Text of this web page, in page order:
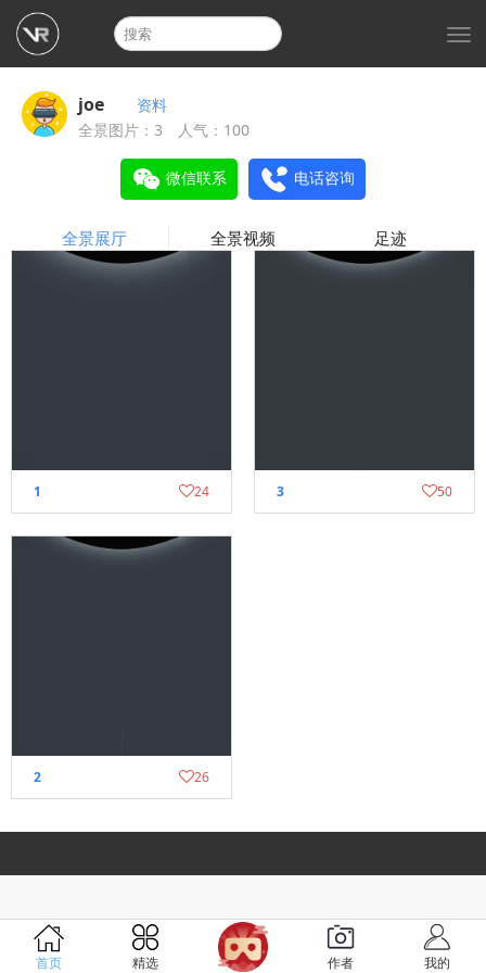
切
joe
资料
全景图片：3 人气：100
微信联系 电话咨询
全景展厅 全景视频 足迹
1 24 3 50
2 26
首页 精选 作者 我的